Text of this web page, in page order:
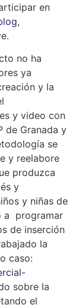
en
,
no ha
ya
y la
y video con
de Granada y
se
y reelabore
produzca
y
y niñas de
a programar
de inserción
la
caso:
sobre la
el